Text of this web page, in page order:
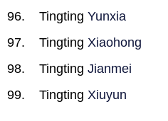
Tingting Yunxia
Tingting Xiaohong
Tingting Jianmei
Tingting Xiuyun